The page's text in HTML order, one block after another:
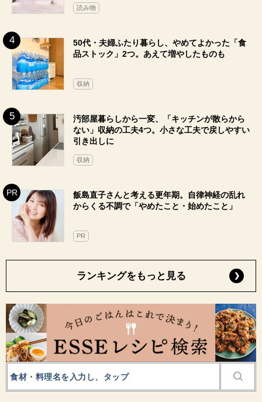
読み物
50代・夫婦ふたり暮らし、やめてよかった「食
品ストック」2つ。あえて増やしたものも
収納
汚部屋暮らしから一変、「キッチンが散らから
ない」収納の工夫4つ。小さな工夫で戻しやすい
引き出しに
収納
飯島直子さんと考える更年期。自律神経の乱れ
からくる不調で「やめたこと・始めたこと」
PR
ランキングをもっと見る